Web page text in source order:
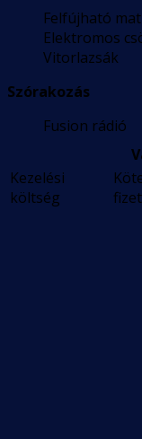
Felfújható
Elektromos
Vitorlazsák
Szórakozás
Fusion rádió
Kezelési
költség